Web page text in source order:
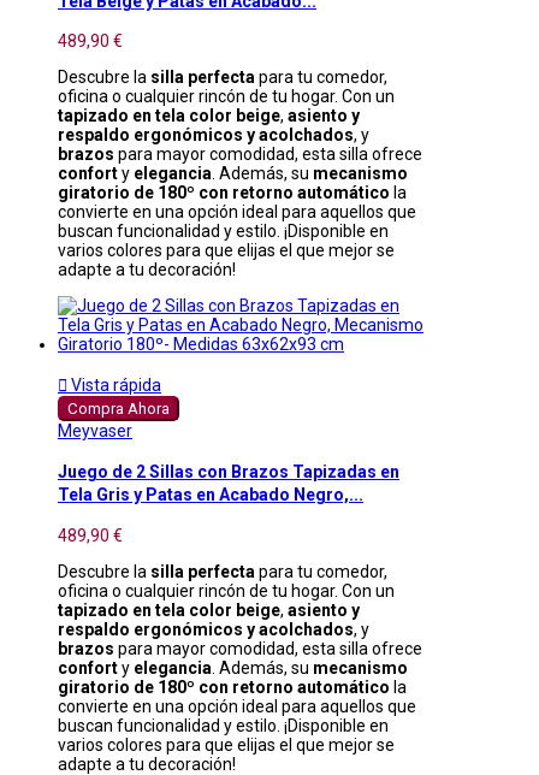
489,90 €
Descubre la silla perfecta para tu comedor,
oficina o cualquier rincón de tu hogar. Con un
tapizado en tela color beige, asiento y
respaldo ergonómicos y acolchados, y
brazos para mayor comodidad, esta silla ofrece
conforty elegancia . Además, su mecanismo
giratorio de 180º con retorno automático la
convierte en una opción ideal para aquellos que
buscan funcionalidad y estilo. ¡Disponible en
varios colores para que elijas el que mejor se
adapte a tu decoración!
 Vista rápida
Compra Ahora
Meyvaser
Juego de 2 Sillas con Brazos Tapizadas en
Tela Gris y Patas en Acabado Negro,...
489,90 €
Descubre la silla perfecta para tu comedor,
oficina o cualquier rincón de tu hogar. Con un
tapizado en tela color beige, asiento y
respaldo ergonómicos y acolchados, y
brazos para mayor comodidad, esta silla ofrece
conforty elegancia . Además, su mecanismo
giratorio de 180º con retorno automático la
convierte en una opción ideal para aquellos que
buscan funcionalidad y estilo. ¡Disponible en
varios colores para que elijas el que mejor se
adapte a tu decoración!